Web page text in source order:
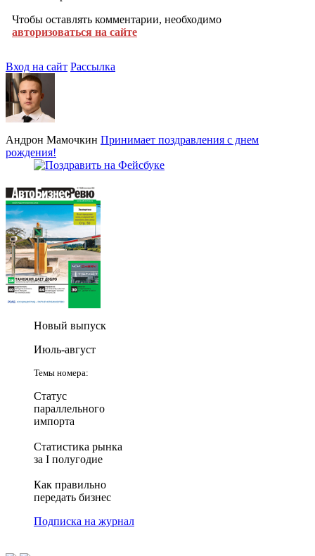
Чтобы оставлять комментарии, необходимо
авторизоваться на сайте
Вход на сайт Рассылка
Андрон Мамочкин Принимает поздравления с днем
рождения!
Новый выпуск
Июль-август
Темы номера:
Статус
параллельного
импорта
Статистика рынка
за I полугодие
Как правильно
передать бизнес
Подписка на журнал